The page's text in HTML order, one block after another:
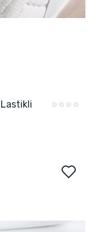
Lastikli